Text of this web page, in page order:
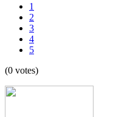
1
2
3
4
5
(0 votes)